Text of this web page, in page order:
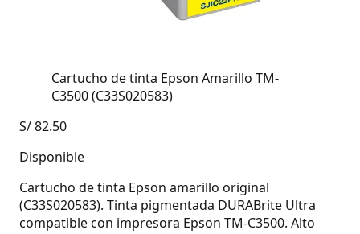
Cartucho de tinta Epson Amarillo TM-
C3500 (C33S020583)
S/82.50
Disponible
Cartucho de tinta Epson amarillo original
(C33S020583). Tinta pigmentada DURABrite Ultra
compatible con impresora Epson TM-C3500. Alto